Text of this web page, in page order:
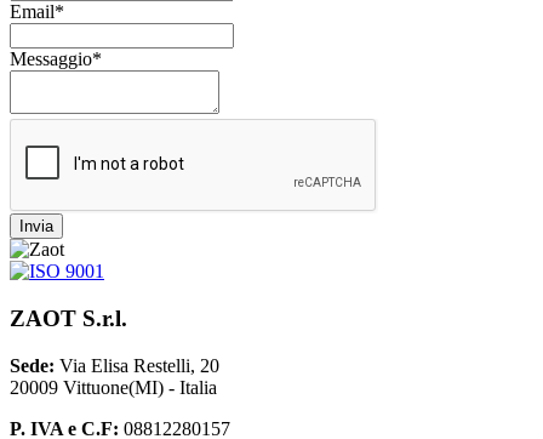
Email*
Messaggio*
Invia
ZAOT S.r.l.
Sede: Via Elisa Restelli, 20
20009 Vittuone(MI) - Italia
P. IVA e C.F: 08812280157